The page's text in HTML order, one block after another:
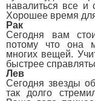
навалиться все и
Хорошее время
Рак
Сегодня вам
потому что она
многих вещей.
быстрее
Лев
Сегодня звезды
так долго